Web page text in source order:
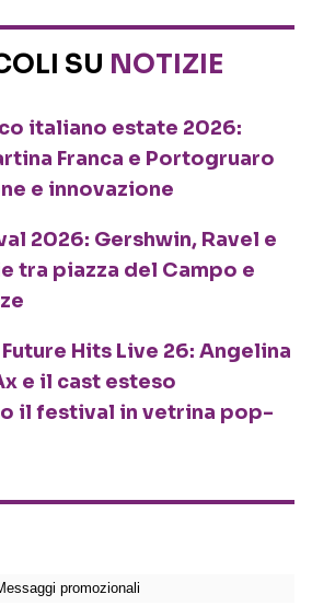
SU NOTIZIE
italiano estate 2026:
Franca e Portogruaro
e innovazione
2026: Gershwin, Ravel e
tra piazza del Campo e
Hits Live 26: Angelina
e il cast esteso
il festival in vetrina pop-